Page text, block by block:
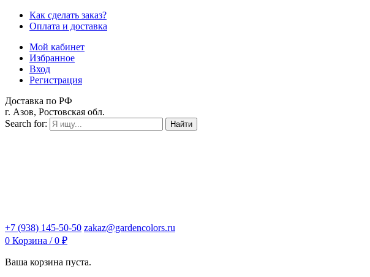
Как сделать заказ?
Оплата и доставка
Мой кабинет
Избранное
Вход
Регистрация
Доставка по РФ
г. Азов, Ростовская обл.
Search for:
Найти
+7 (938) 145-50-50 zakaz@gardencolors.ru
0 Корзина /0 ₽
Ваша корзина пуста.